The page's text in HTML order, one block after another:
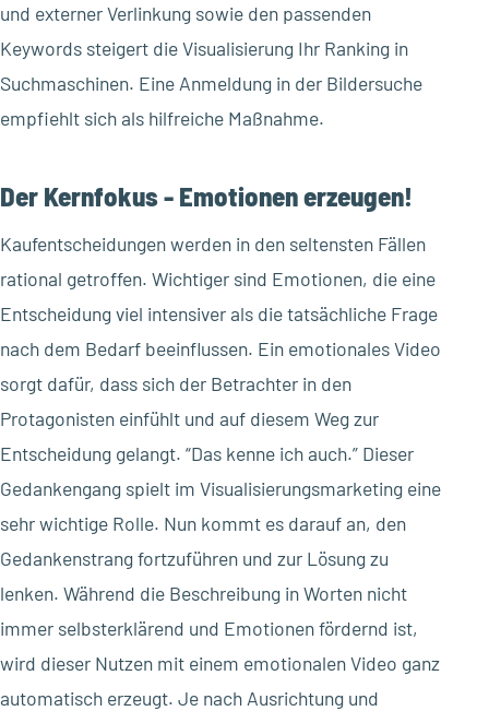
und externer Verlinkung sowie den passenden
Keywords steigert die Visualisierung Ihr Ranking in
Suchmaschinen. Eine Anmeldung in der Bildersuche
empfiehlt sich als hilfreiche Maßnahme.
Der Kernfokus - Emotionen erzeugen!
Kaufentscheidungen werden in den seltensten Fällen
rational getroffen. Wichtiger sind Emotionen, die eine
Entscheidung viel intensiver als die tatsächliche Frage
nach dem Bedarf beeinflussen. Ein emotionales Video
sorgt dafür, dass sich der Betrachter in den
Protagonisten einfühlt und auf diesem Weg zur
Entscheidung gelangt. “Das kenne ich auch.” Dieser
Gedankengang spielt im Visualisierungsmarketing eine
sehr wichtige Rolle. Nun kommt es darauf an, den
Gedankenstrang fortzuführen und zur Lösung zu
lenken. Während die Beschreibung in Worten nicht
immer selbsterklärend und Emotionen fördernd ist,
wird dieser Nutzen mit einem emotionalen Video ganz
automatisch erzeugt. Je nach Ausrichtung und